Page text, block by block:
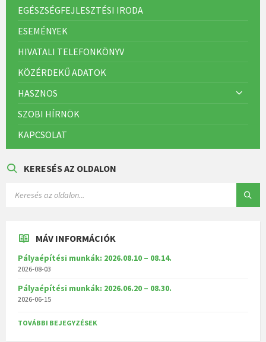
EGÉSZSÉGFEJLESZTÉSI IRODA
ESEMÉNYEK
HIVATALI TELEFONKÖNYV
KÖZÉRDEKŰ ADATOK
HASZNOS
SZOBI HÍRNÖK
KAPCSOLAT
KERESÉS AZ OLDALON
MÁV INFORMÁCIÓK
Pályaépítési munkák: 2026.08.10 – 08.14.
2026-08-03
Pályaépítési munkák: 2026.06.20 – 08.30.
2026-06-15
TOVÁBBI BEJEGYZÉSEK